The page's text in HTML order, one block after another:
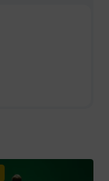
Ve svých
a